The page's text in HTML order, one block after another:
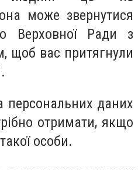
може звернутися
Верховної Ради з
щоб вас притягнули
персональних даних
отримати, якщо
особи.